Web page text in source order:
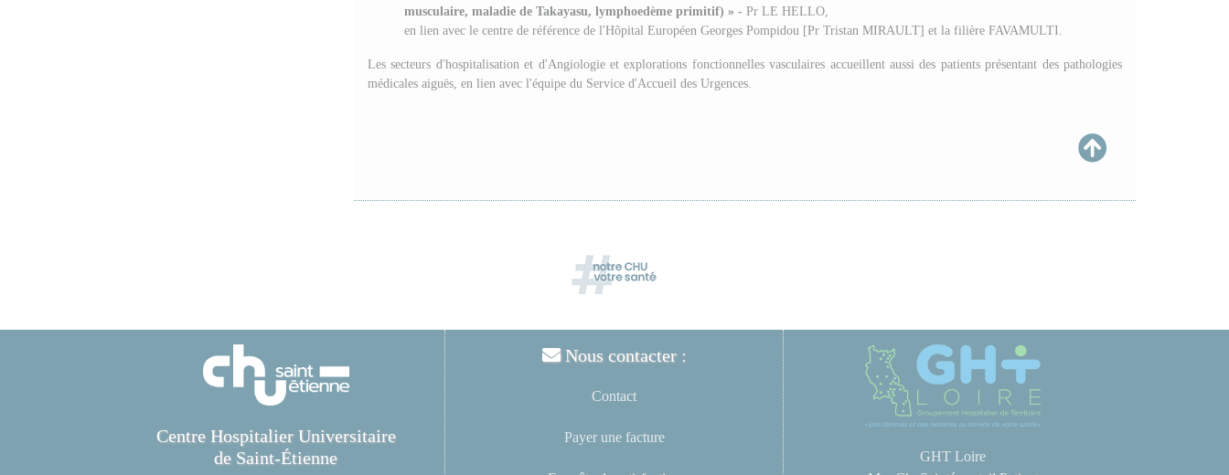
musculaire, maladie de Takayasu, lymphoedème primitif) » - Pr LE HELLO,
en lien avec le centre de référence de l'Hôpital Européen Georges Pompidou [Pr Tristan MIRAULT] et la filière FAVAMULTI.
Les secteurs d'hospitalisation et d'Angiologie et explorations fonctionnelles vasculaires accueillent aussi des patients présentant des pathologies
médicales aiguës, en lien avec l'équipe du Service d'Accueil des Urgences.
Centre Hospitalier Universitaire
de Saint-Étienne
Nous contacter :
Contact
Payer une facture
GHT Loire